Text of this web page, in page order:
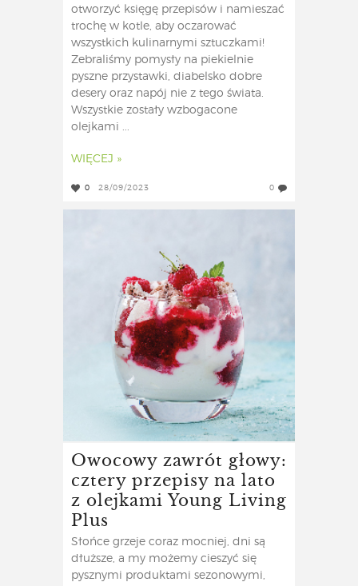
otworzyć księgę przepisów i namieszać
trochę w kotle, aby oczarować
wszystkich kulinarnymi sztuczkami!
Zebraliśmy pomysły na piekielnie
pyszne przystawki, diabelsko dobre
desery oraz napój nie z tego świata.
Wszystkie zostały wzbogacone
olejkami ...
WIĘCEJ »
0 28/09/2023 0
Owocowy zawrót głowy:
cztery przepisy na lato
z olejkami Young Living
Plus
Słońce grzeje coraz mocniej, dni są
dłuższe, a my możemy cieszyć się
pysznymi produktami sezonowymi,